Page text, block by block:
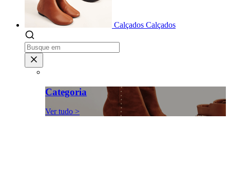
Calçados Calçados
Categoria
Ver tudo >